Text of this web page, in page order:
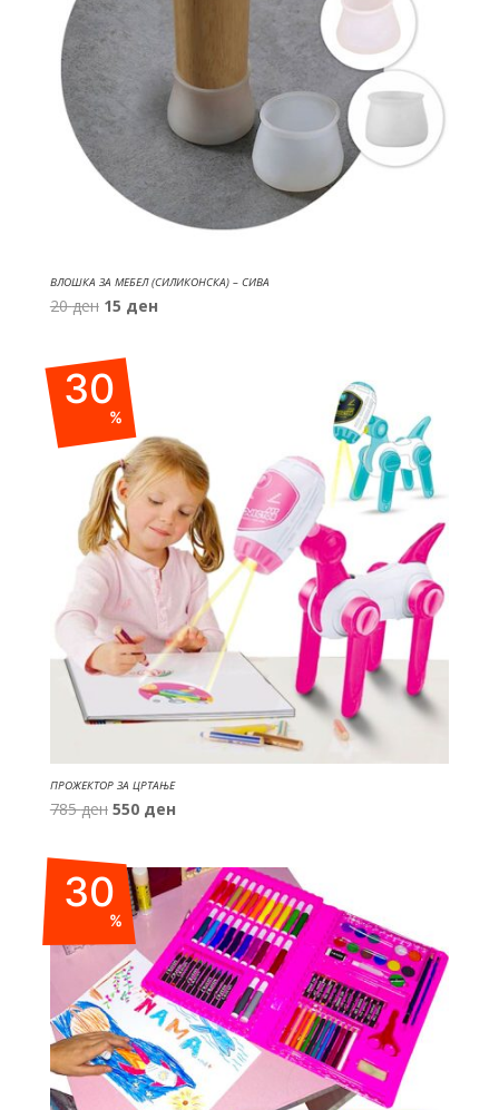
ВЛОШКА ЗА МЕБЕЛ (СИЛИКОНСКА) – СИВА
20ден Original
was:
20 ден.
15 денCurrent
30
%
ПРОЖЕКТОР ЗА ЦРТАЊЕ
785ден Original
was:
785 ден.
550 денCurrent
550 ден.
30
%